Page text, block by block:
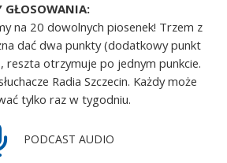
GŁOSOWANIA:
na 20 dowolnych piosenek! Trzem z
dać dwa punkty (dodatkowy punkt
reszta otrzymuje po jednym punkcie.
Radia Szczecin. Każdy może
tylko raz w tygodniu.
PODCAST AUDIO